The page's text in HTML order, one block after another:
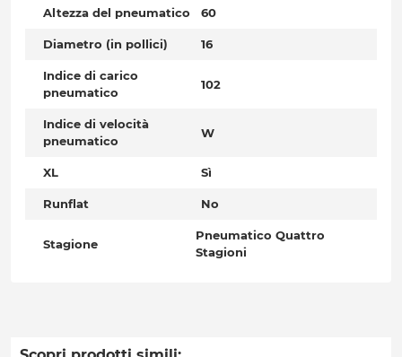
Altezza del pneumatico 60
Diametro (in pollici) 16
Indice di carico
pneumatico
102
Indice di velocità
pneumatico
W
XL Sì
Runflat No
Stagione
Pneumatico Quattro
Stagioni